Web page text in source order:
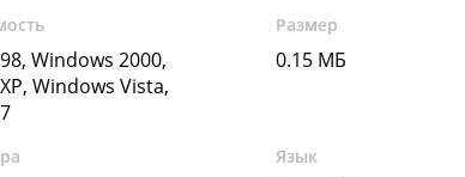
Windows 2000,
Windows Vista,
Размер
0.15 МБ
Язык